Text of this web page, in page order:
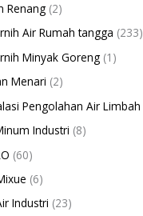
Renang (2)
Air Rumah tangga (233)
Minyak Goreng (1)
Menari (2)
Pengolahan Air Limbah
Industri (8)
(60)
(6)
Industri (23)